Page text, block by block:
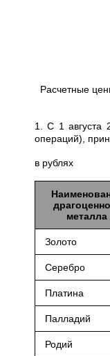
Расчетные
1. С 1 августа
операций),
в рублях
металла
Золото
Серебро
Платина
Палладий
Родий